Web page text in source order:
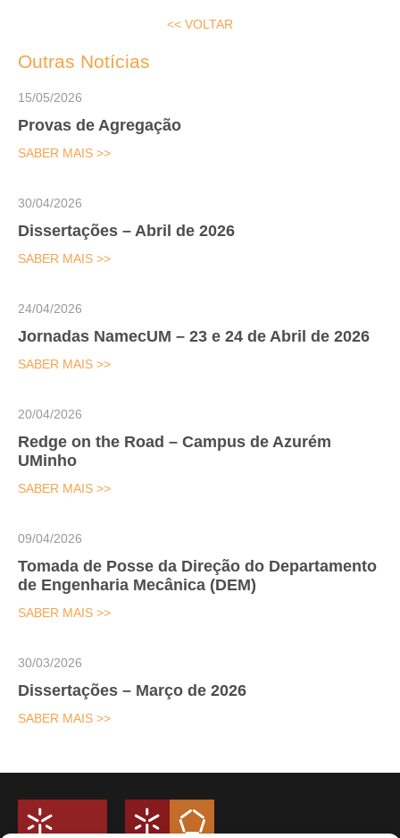
<< VOLTAR
Outras Notícias
Provas de Agregação
15/05/2026
SABER MAIS >>
Dissertações – Abril de 2026
30/04/2026
SABER MAIS >>
Jornadas NamecUM – 23 e 24 de Abril de 2026
24/04/2026
SABER MAIS >>
Redge on the Road – Campus de Azurém
UMinho
20/04/2026
SABER MAIS >>
Tomada de Posse da Direção do Departamento
de Engenharia Mecânica (DEM)
09/04/2026
SABER MAIS >>
Dissertações – Março de 2026
30/03/2026
SABER MAIS >>